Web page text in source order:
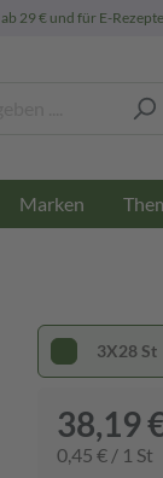
ab 29 € und für E-Rezepte
Marken
3X28 St
38,19
0,45 € / 1 St